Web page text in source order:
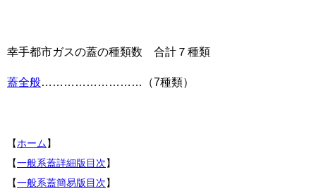
幸手都市ガスの蓋の種類数 合計７種類
蓋全般………………………（7種類）
【ホーム】
【一般系蓋詳細版目次】
【一般系蓋簡易版目次】